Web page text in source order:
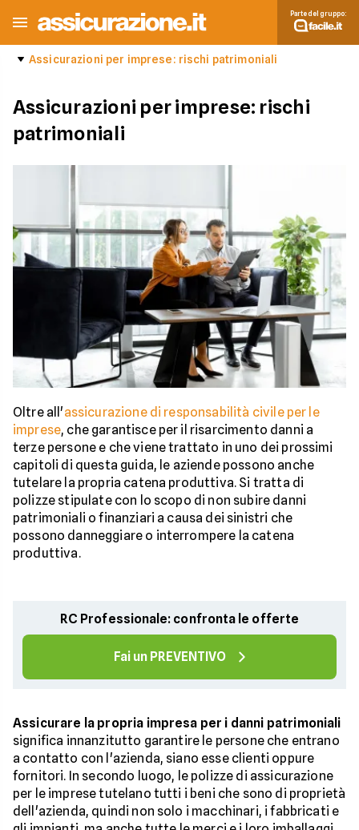
Parte del gruppo:
Assicurazioni per imprese: rischi patrimoniali
Assicurazioni per imprese: rischi
patrimoniali
Oltre all'assicurazione di responsabilità civile per le
imprese, che garantisce per il risarcimento danni a
terze persone e che viene trattato in uno dei prossimi
capitoli di questa guida, le aziende possono anche
tutelare la propria catena produttiva. Si tratta di
polizze stipulate con lo scopo di non subire danni
patrimoniali o finanziari a causa dei sinistri che
possono danneggiare o interrompere la catena
produttiva.
RC Professionale: confronta le offerte
Fai un PREVENTIVO
Assicurare la propria impresa per i danni patrimoniali
significa innanzitutto garantire le persone che entrano
a contatto con l'azienda, siano esse clienti oppure
fornitori. In secondo luogo, le polizze di assicurazione
per le imprese tutelano tutti i beni che sono di proprietà
dell'azienda, quindi non solo i macchinari, i fabbricati e